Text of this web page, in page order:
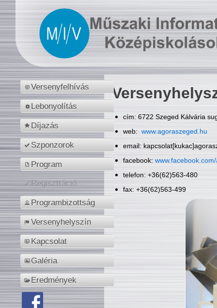
Versenyfelhívás
Lebonyolítás
Díjazás
Szponzorok
Program
Regisztráció
Programbizottság
Versenyhelyszín
Kapcsolat
Galéria
Eredmények
cím: 6722 Szeged Kálvária
web: www.agoraszeged.hu
email:
facebook:
telefon: +36(62)563-480
fax: +36(62)563-499